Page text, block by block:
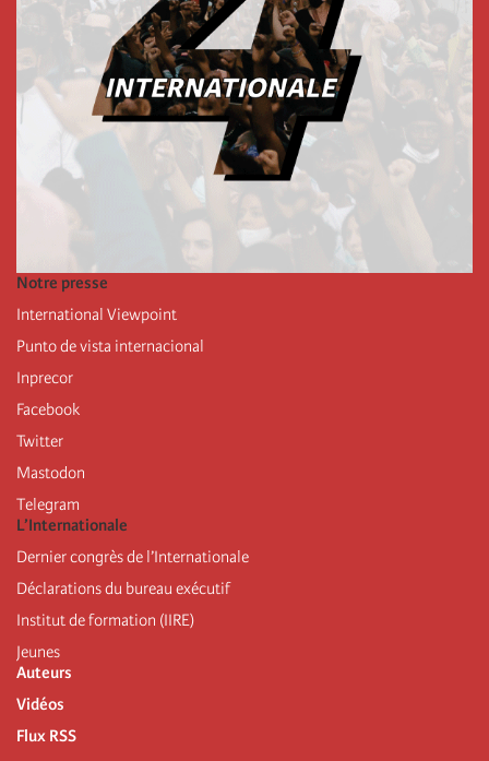
Notre presse
International Viewpoint
Punto de vista internacional
Inprecor
Facebook
Twitter
Mastodon
Telegram
L’Internationale
Dernier congrès de l’Internationale
Déclarations du bureau exécutif
Institut de formation (IIRE)
Jeunes
Auteurs
Vidéos
Flux RSS